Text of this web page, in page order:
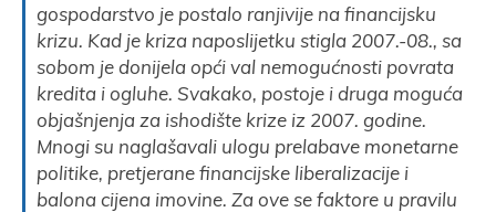
gospodarstvo je postalo ranjivije na financijsku
krizu. Kad je kriza naposlijetku stigla 2007.-08., sa
sobom je donijela opći val nemogućnosti povrata
kredita i ogluhe. Svakako, postoje i druga moguća
objašnjenja za ishodište krize iz 2007. godine.
Mnogi su naglašavali ulogu prelabave monetarne
politike, pretjerane financijske liberalizacije i
balona cijena imovine. Za ove se faktore u pravilu